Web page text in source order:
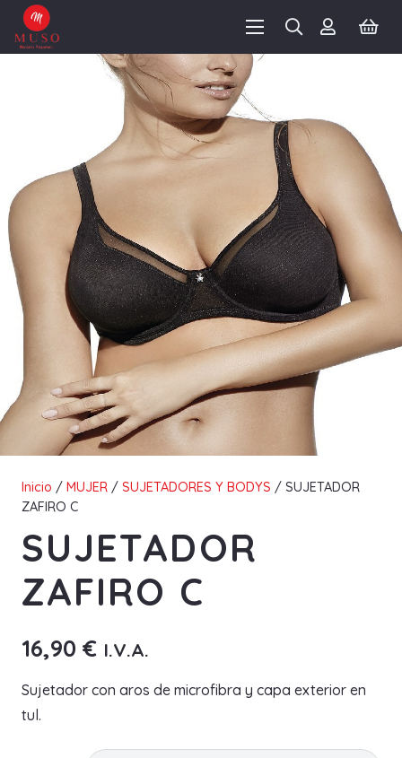
Inicio / MUJER / SUJETADORES Y BODYS / SUJETADOR
ZAFIRO C
SUJETADOR
ZAFIRO C
16,90 € I.V.A.
Sujetador con aros de microfibra y capa exterior en
tul.